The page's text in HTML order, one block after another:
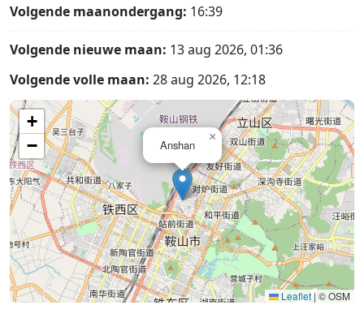
Volgende maanondergang: 16:39
Volgende nieuwe maan: 13 aug 2026, 01:36
Volgende volle maan: 28 aug 2026, 12:18
Anshan
×
+
−
Leaflet | © OSM